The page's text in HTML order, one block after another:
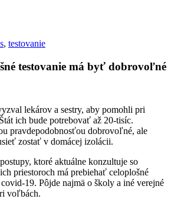
, testovanie
testovanie má byť dobrovoľné
lekárov a sestry, aby pomohli pri
ich bude potrebovať až 20-tisíc.
pravdepodobnosťou dobrovoľné, ale
zostať v domácej izolácii.
ktoré aktuálne konzultuje so
priestoroch má prebiehať celoplošné
19. Pôjde najmä o školy a iné verejné
voľbách.